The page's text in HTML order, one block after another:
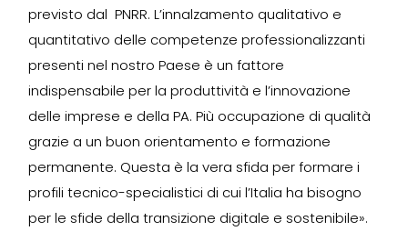
previsto dal PNRR. L’innalzamento qualitativo e
quantitativo delle competenze professionalizzanti
presenti nel nostro Paese è un fattore
indispensabile per la produttività e l’innovazione
delle imprese e della PA. Più occupazione di qualità
grazie a un buon orientamento e formazione
permanente. Questa è la vera sfida per formare i
profili tecnico-specialistici di cui l’Italia ha bisogno
per le sfide della transizione digitale e sostenibile».